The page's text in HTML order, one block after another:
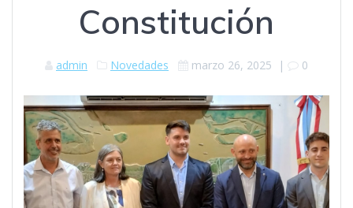
Constitución
admin Novedades marzo 26, 2025 | 0